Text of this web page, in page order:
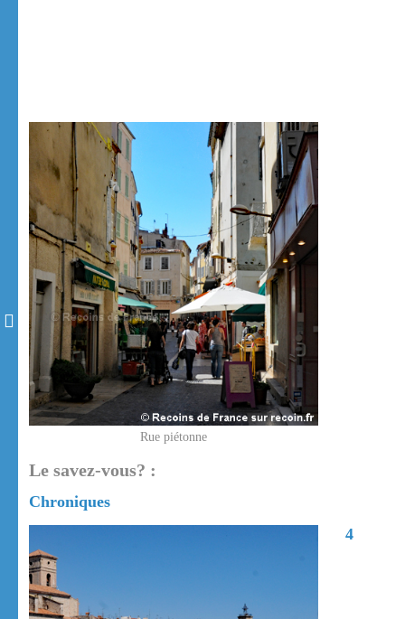
Rue piétonne
Le savez-vous? :
Chroniques
4